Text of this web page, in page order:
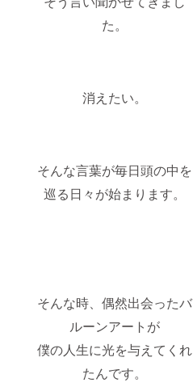
た。
消えたい。
そんな言葉が毎日頭の中を
巡る日々が始まります。
そんな時、偶然出会ったバ
ルーンアートが
僕の人生に光を与えてくれ
たんです。